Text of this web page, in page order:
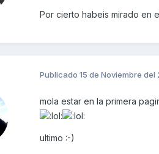
Por cierto habeis mirado en
Publicado 15 de Noviembre del
mola estar en la primera
ultimo :-)